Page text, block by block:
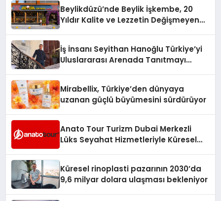
Beylikdüzü’nde Beylik İşkembe, 20
Yıldır Kalite ve Lezzetin Değişmeyen
İş İnsanı Seyithan Hanoğlu Türkiye’yi
Uluslararası Arenada Tanıtmayı
Mirabellix, Türkiye’den dünyaya
uzanan güçlü büyümesini sürdürüyor
Anato Tour Turizm Dubai Merkezli
Lüks Seyahat Hizmetleriyle Küresel
Küresel rinoplasti pazarının 2030’da
9,6 milyar dolara ulaşması bekleniyor